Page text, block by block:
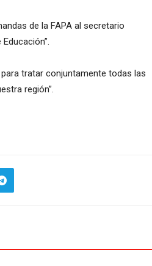
de la FAPA al secretario
tratar conjuntamente todas las
región”.